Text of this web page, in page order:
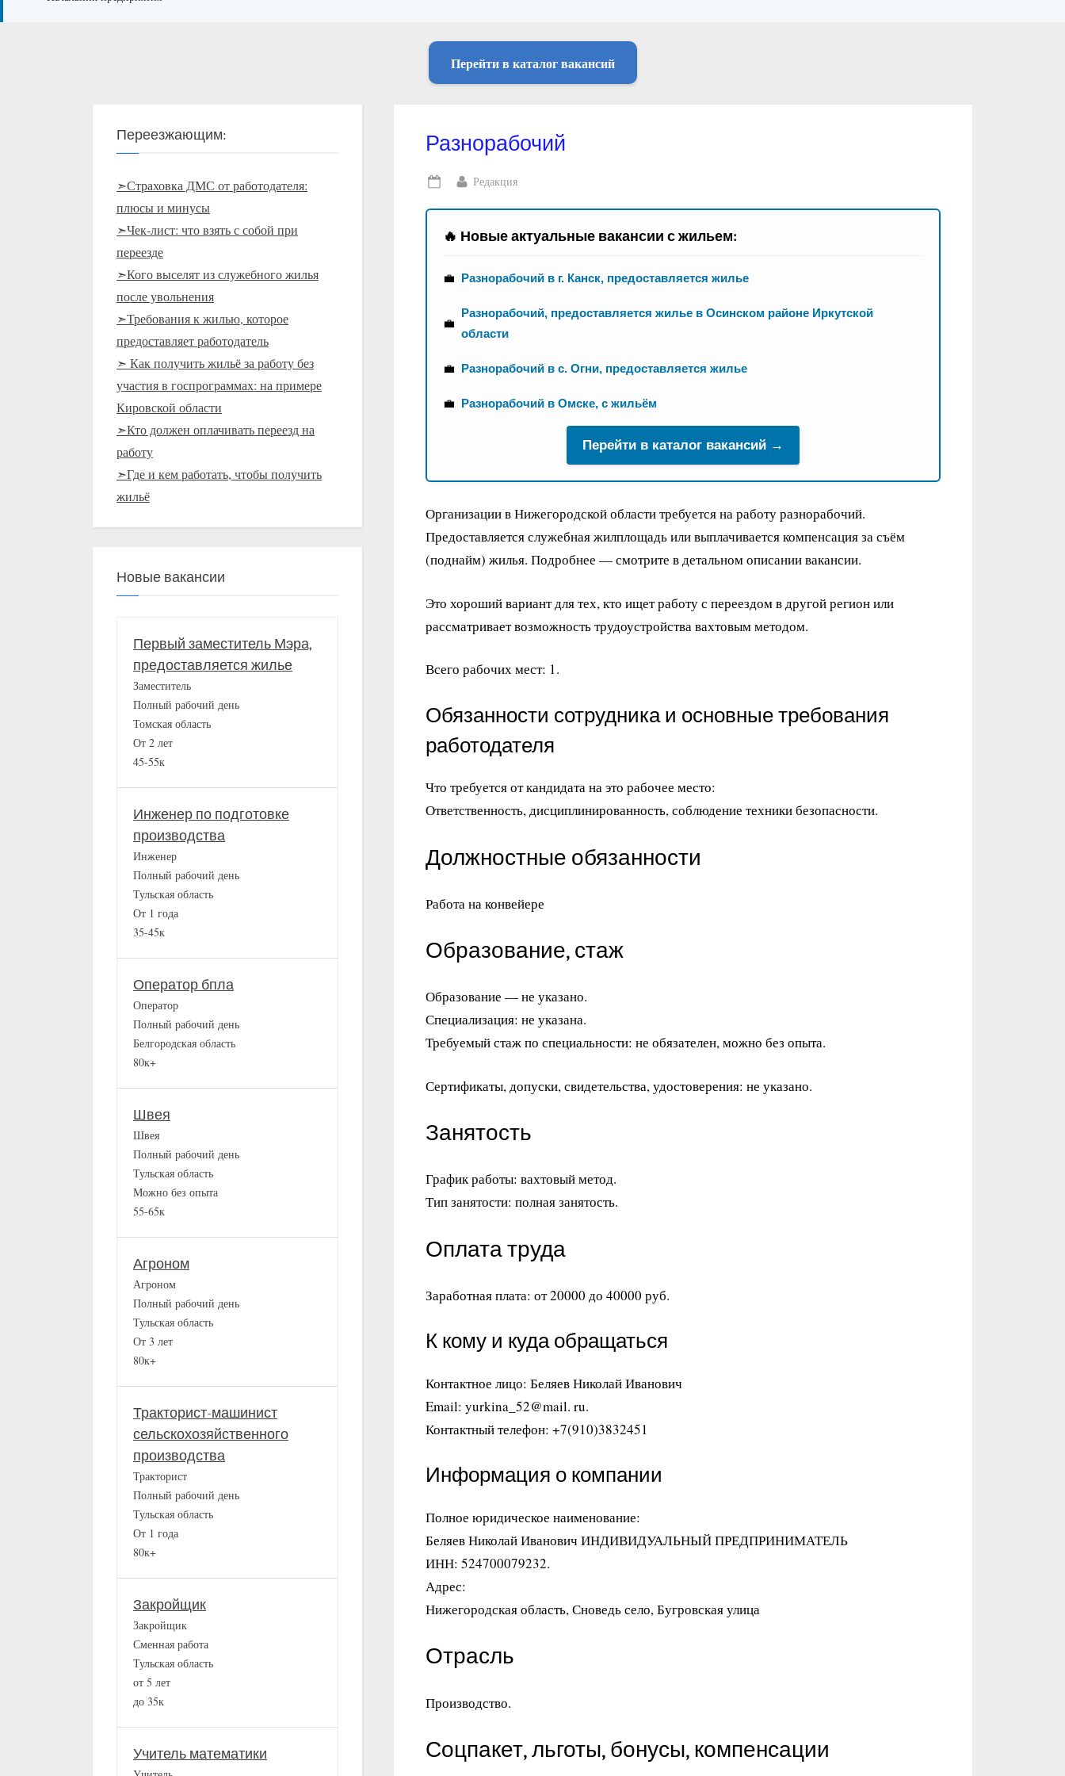
Перейти в каталог вакансий
Разнорабочий
Posted
on
By
Редакция
🔥 Новые актуальные вакансии с жильем:
💼 Разнорабочий в г. Канск, предоставляется жилье
💼
Разнорабочий, предоставляется жилье в Осинском районе Иркутской
области
💼 Разнорабочий в с. Огни, предоставляется жилье
💼 Разнорабочий в Омске, с жильём
Перейти в каталог вакансий →
Организации в Нижегородской области требуется на работу разнорабочий.
Предоставляется служебная жилплощадь или выплачивается компенсация за съём
(поднайм) жилья. Подробнее — смотрите в детальном описании вакансии.
Это хороший вариант для тех, кто ищет работу с переездом в другой регион или
рассматривает возможность трудоустройства вахтовым методом.
Всего рабочих мест: 1.
Обязанности сотрудника и основные требования
работодателя
Что требуется от кандидата на это рабочее место:
Ответственность, дисциплинированность, соблюдение техники безопасности.
Должностные обязанности
Работа на конвейере
Образование, стаж
Образование — не указано.
Специализация: не указана.
Требуемый стаж по специальности: не обязателен, можно без опыта.
Сертификаты, допуски, свидетельства, удостоверения: не указано.
Занятость
График работы: вахтовый метод.
Тип занятости: полная занятость.
Оплата труда
Заработная плата: от 20000 до 40000 руб.
К кому и куда обращаться
Контактное лицо: Беляев Николай Иванович
Email: yurkina_52@mail. ru.
Контактный телефон: +7(910)3832451
Информация о компании
Полное юридическое наименование:
Беляев Николай Иванович ИНДИВИДУАЛЬНЫЙ ПРЕДПРИНИМАТЕЛЬ
ИНН: 524700079232.
Адрес:
Нижегородская область, Сноведь село, Бугровская улица
Отрасль
Производство.
Соцпакет, льготы, бонусы, компенсации
Переезжающим:
➣Страховка ДМС от работодателя:
плюсы и минусы
➣Чек-лист: что взять с собой при
переезде
➣Кого выселят из служебного жилья
после увольнения
➣Требования к жилью, которое
предоставляет работодатель
➣ Как получить жильё за работу без
участия в госпрограммах: на примере
Кировской области
➣Кто должен оплачивать переезд на
работу
➣Где и кем работать, чтобы получить
жильё
Новые вакансии
Первый заместитель Мэра,
предоставляется жилье
Заместитель
Полный рабочий день
Томская область
От 2 лет
45-55к
Инженер по подготовке
производства
Инженер
Полный рабочий день
Тульская область
От 1 года
35-45к
Оператор бпла
Оператор
Полный рабочий день
Белгородская область
80к+
Швея
Швея
Полный рабочий день
Тульская область
Можно без опыта
55-65к
Агроном
Агроном
Полный рабочий день
Тульская область
От 3 лет
80к+
Тракторист-машинист
сельскохозяйственного
производства
Тракторист
Полный рабочий день
Тульская область
От 1 года
80к+
Закройщик
Закройщик
Сменная работа
Тульская область
от 5 лет
до 35к
Учитель математики